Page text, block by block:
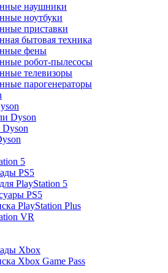
наушники
ноутбуки
приставки
бытовая техника
фены
робот-пылесосы
телевизоры
парогенераторы
Dyson
5
PS5
PlayStation 5
PS5
PlayStation Plus
VR
Xbox
Xbox Game Pass